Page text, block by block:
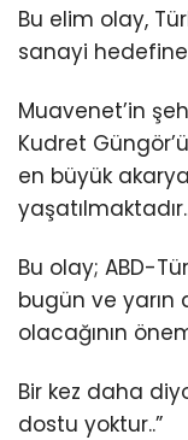
Bu elim olay,
sanayi
Muavenet’in
Kudret
en büyük
Bu olay; ABD-
bugün ve
olacağının
Bir kez daha
dostu yoktur..”